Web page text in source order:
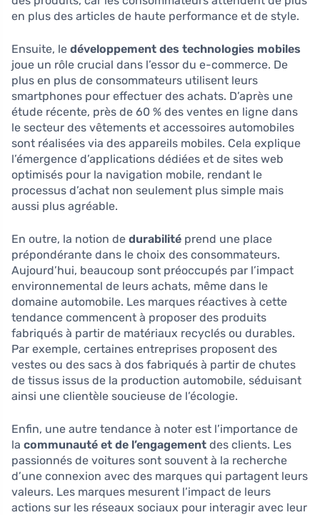
en plus des articles de haute performance et de style.
Ensuite, le développement des technologies mobiles
joue un rôle crucial dans l’essor du e-commerce. De
plus en plus de consommateurs utilisent leurs
smartphones pour effectuer des achats. D’après une
étude récente, près de 60 % des ventes en ligne dans
le secteur des vêtements et accessoires automobiles
sont réalisées via des appareils mobiles. Cela explique
l’émergence d’applications dédiées et de sites web
optimisés pour la navigation mobile, rendant le
processus d’achat non seulement plus simple mais
aussi plus agréable.
En outre, la notion de durabilité prend une place
prépondérante dans le choix des consommateurs.
Aujourd’hui, beaucoup sont préoccupés par l’impact
environnemental de leurs achats, même dans le
domaine automobile. Les marques réactives à cette
tendance commencent à proposer des produits
fabriqués à partir de matériaux recyclés ou durables.
Par exemple, certaines entreprises proposent des
vestes ou des sacs à dos fabriqués à partir de chutes
de tissus issus de la production automobile, séduisant
ainsi une clientèle soucieuse de l’écologie.
Enfin, une autre tendance à noter est l’importance de
la communauté et de l’engagement des clients. Les
passionnés de voitures sont souvent à la recherche
d’une connexion avec des marques qui partagent leurs
valeurs. Les marques mesurent l’impact de leurs
actions sur les réseaux sociaux pour interagir avec leur